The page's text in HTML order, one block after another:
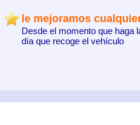
le mejoramos
Desde el momento que haga
día que recoge el vehículo